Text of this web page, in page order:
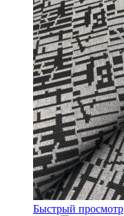
Быстрый просмотр